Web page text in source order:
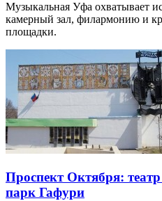
Музыкальная Уфа охватывает
камерный зал, филармонию и
площадки.
Проспект Октября:
парк Гафури